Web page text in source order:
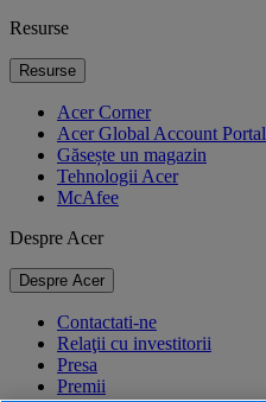
Resurse
Resurse
Acer Corner
Acer Global Account Portal
Găsește un magazin
Tehnologii Acer
McAfee
Despre Acer
Despre Acer
Contactati-ne
Relaţii cu investitorii
Presa
Premii